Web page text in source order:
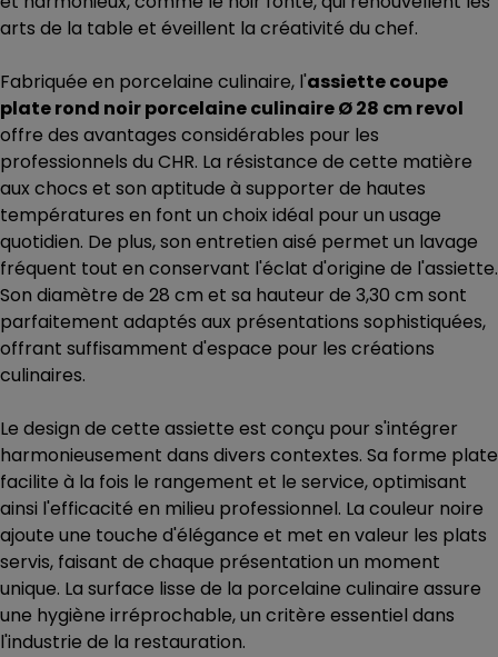
arts de la table et éveillent la créativité du chef.
Fabriquée en porcelaine culinaire, l'assiette coupe
plate rond noir porcelaine culinaire Ø 28 cm revol
offre des avantages considérables pour les
professionnels du CHR. La résistance de cette matière
aux chocs et son aptitude à supporter de hautes
températures en font un choix idéal pour un usage
quotidien. De plus, son entretien aisé permet un lavage
fréquent tout en conservant l'éclat d'origine de l'assiette.
Son diamètre de 28 cm et sa hauteur de 3,30 cm sont
parfaitement adaptés aux présentations sophistiquées,
offrant suffisamment d'espace pour les créations
culinaires.
Le design de cette assiette est conçu pour s'intégrer
harmonieusement dans divers contextes. Sa forme plate
facilite à la fois le rangement et le service, optimisant
ainsi l'efficacité en milieu professionnel. La couleur noire
ajoute une touche d'élégance et met en valeur les plats
servis, faisant de chaque présentation un moment
unique. La surface lisse de la porcelaine culinaire assure
une hygiène irréprochable, un critère essentiel dans
l'industrie de la restauration.